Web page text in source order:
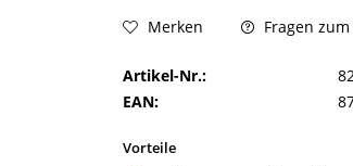
Merken Fragen
Artikel-Nr.:
EAN:
Vorteile